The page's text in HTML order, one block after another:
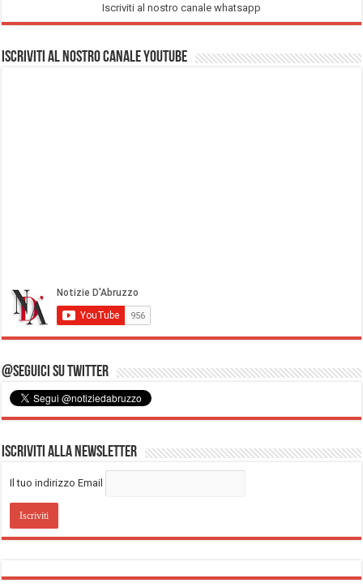
Iscriviti al nostro canale whatsapp
Iscriviti al nostro Canale Youtube
@Seguici su Twitter
Iscriviti alla Newsletter
Il tuo indirizzo Email